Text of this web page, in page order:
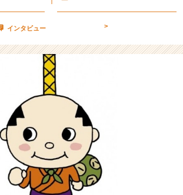
【株
式
社
ン
テ
ィ
テ
ィ
ー
の
タ
インタビュー >